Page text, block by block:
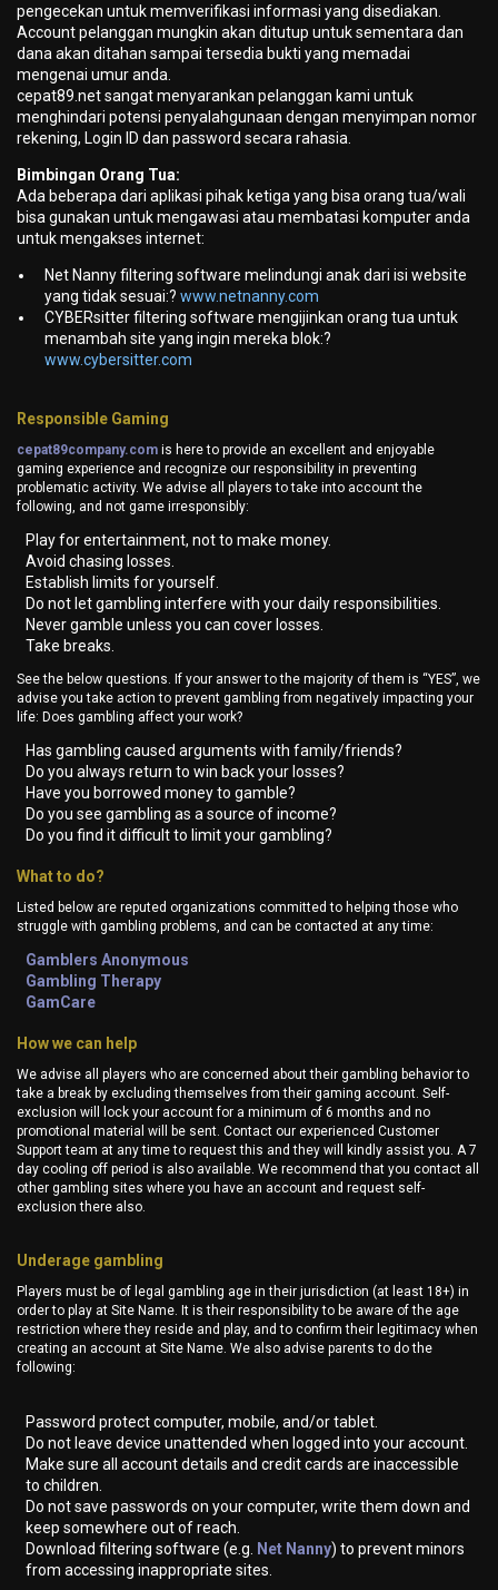
pengecekan untuk memverifikasi informasi yang disediakan.
Account pelanggan mungkin akan ditutup untuk sementara dan
dana akan ditahan sampai tersedia bukti yang memadai
mengenai umur anda.
cepat89.net sangat menyarankan pelanggan kami untuk
menghindari potensi penyalahgunaan dengan menyimpan nomor
rekening, Login ID dan password secara rahasia.
Bimbingan Orang Tua:
Ada beberapa dari aplikasi pihak ketiga yang bisa orang tua/wali
bisa gunakan untuk mengawasi atau membatasi komputer anda
untuk mengakses internet:
Net Nanny filtering software melindungi anak dari isi website
yang tidak sesuai:? www.netnanny.com
CYBERsitter filtering software mengijinkan orang tua untuk
menambah site yang ingin mereka blok:?
www.cybersitter.com
Responsible Gaming
cepat89company.com is here to provide an excellent and enjoyable
gaming experience and recognize our responsibility in preventing
problematic activity. We advise all players to take into account the
following, and not game irresponsibly:
Play for entertainment, not to make money.
Avoid chasing losses.
Establish limits for yourself.
Do not let gambling interfere with your daily responsibilities.
Never gamble unless you can cover losses.
Take breaks.
See the below questions. If your answer to the majority of them is “YES”, we
advise you take action to prevent gambling from negatively impacting your
life: Does gambling affect your work?
Has gambling caused arguments with family/friends?
Do you always return to win back your losses?
Have you borrowed money to gamble?
Do you see gambling as a source of income?
Do you find it difficult to limit your gambling?
What to do?
Listed below are reputed organizations committed to helping those who
struggle with gambling problems, and can be contacted at any time:
Gamblers Anonymous
Gambling Therapy
GamCare
How we can help
We advise all players who are concerned about their gambling behavior to
take a break by excluding themselves from their gaming account. Self-
exclusion will lock your account for a minimum of 6 months and no
promotional material will be sent. Contact our experienced Customer
Support team at any time to request this and they will kindly assist you. A 7
day cooling off period is also available. We recommend that you contact all
other gambling sites where you have an account and request self-
exclusion there also.
Underage gambling
Players must be of legal gambling age in their jurisdiction (at least 18+) in
order to play at Site Name. It is their responsibility to be aware of the age
restriction where they reside and play, and to confirm their legitimacy when
creating an account at Site Name. We also advise parents to do the
following:
Password protect computer, mobile, and/or tablet.
Do not leave device unattended when logged into your account.
Make sure all account details and credit cards are inaccessible
to children.
Do not save passwords on your computer, write them down and
keep somewhere out of reach.
Download filtering software (e.g.
Net Nanny) to prevent minors
from accessing inappropriate sites.